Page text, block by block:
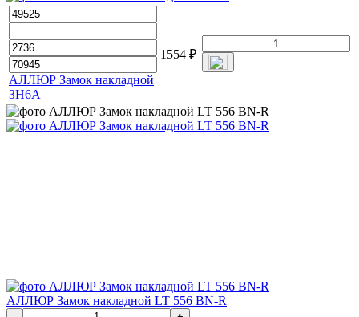
АЛЛЮР Замок накладной
ЗН6А
1554 ₽
АЛЛЮР Замок накладной LT 556 BN-R